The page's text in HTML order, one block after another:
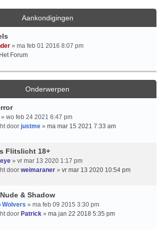
Aankondigingen
» ma feb 01 2016 8:07 pm
Het Forum
Onderwerpen
» wo feb 24 2021 6:47 pm
door justme » ma mar 15 2021 7:33 am
Flitslicht 18+
» vr mar 13 2020 1:17 pm
door weimaraner » vr mar 13 2020 10:54 pm
& Shadow
Wolvers » ma feb 09 2015 3:30 pm
door Patrick » ma jan 22 2018 5:35 pm